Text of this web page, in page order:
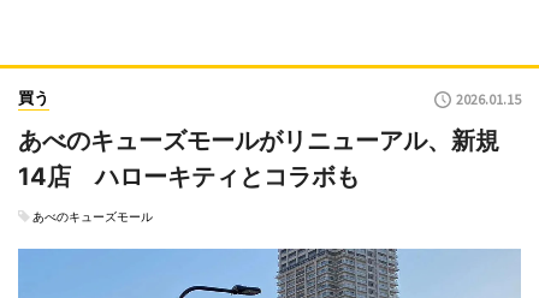
買う 2026.01.15
あべのキューズモールがリニューアル、新規
14店 ハローキティとコラボも
あべのキューズモール